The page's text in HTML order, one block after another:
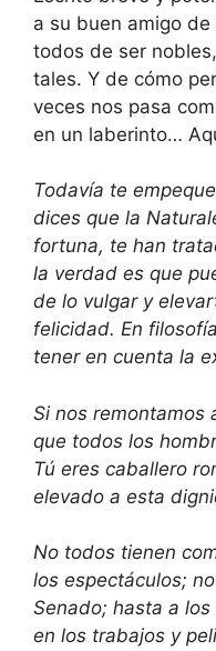
a su buen amigo
todos de ser
tales. Y de cómo
veces nos pasa
en un laberinto…
Todavía te
dices que la
fortuna, te han
la verdad es que
de lo vulgar y
felicidad. En
tener en cuenta la
Si nos remontamos
que todos los
Tú eres caballero
elevado a esta
No todos tienen
los espectáculos;
Senado; hasta a
en los trabajos y